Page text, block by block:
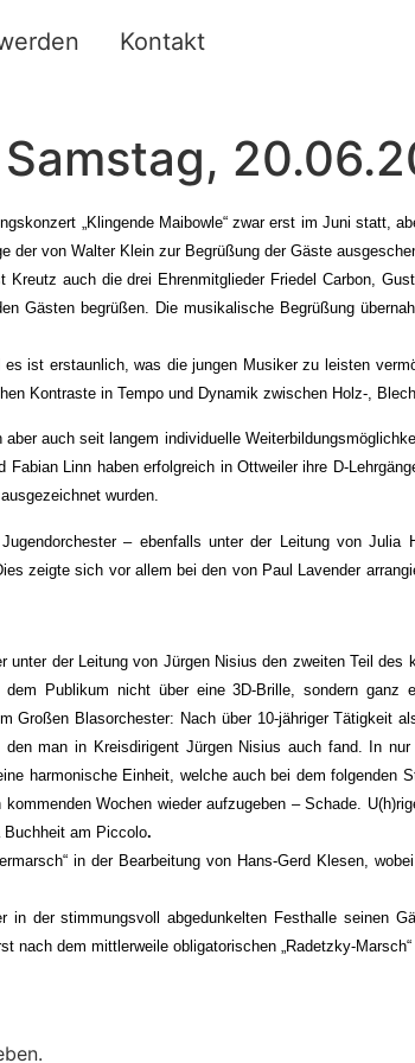
Kontakt
„Klingende Maibowle“ zwar erst im Juni statt,
der von Walter Klein zur Begrüßung der Gäste
auch die drei Ehrenmitglieder Friedel Carbon,
Gästen begrüßen. Die musikalische Begrüßung
ist erstaunlich, was die jungen Musiker zu leisten
Kontraste in Tempo und Dynamik zwischen Holz-,
auch seit langem individuelle
Linn haben erfolgreich in Ottweiler ihre D-
wurden.
– ebenfalls unter der Leitung von
zeigte sich vor allem bei den von Paul Lavender
der Leitung von Jürgen Nisius den zweiten Teil
Publikum nicht über eine 3D-Brille, sondern ganz
Großen Blasorchester: Nach über 10-jähriger Tätigkeit
man in Kreisdirigent Jürgen Nisius auch fand. In
harmonische Einheit, welche auch bei dem folgenden
Wochen wieder aufzugeben – Schade.
Buchheit am Piccolo.
in der Bearbeitung von Hans-Gerd Klesen,
der stimmungsvoll abgedunkelten Festhalle seinen
nach dem mittlerweile obligatorischen „Radetzky-Marsch“